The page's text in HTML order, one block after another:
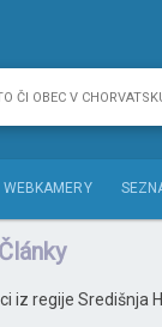
WEBKAMERY
iz regije Središnja